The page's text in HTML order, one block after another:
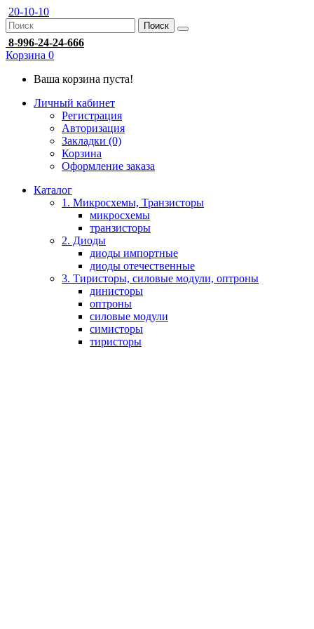
20-10-10
Поиск
8-996-24-24-666
Корзина 0
Ваша корзина пуста!
Личный кабинет
Регистрация
Авторизация
Закладки (0)
Корзина
Оформление заказа
Каталог
1. Микросхемы, Транзисторы
микросхемы
транзисторы
2. Диоды
диоды импортные
диоды отечественные
3. Тиристоры, силовые модули, оптроны
динисторы
оптроны
силовые модули
симисторы
тиристоры